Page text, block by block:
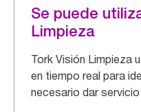
Se puede
Limpieza
Tork Visión Limpieza
en tiempo real para
necesario dar servicio